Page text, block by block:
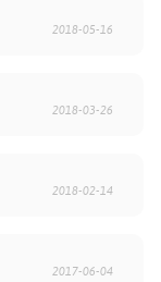
2018-05-16
2018-03-26
2018-02-14
2017-06-04